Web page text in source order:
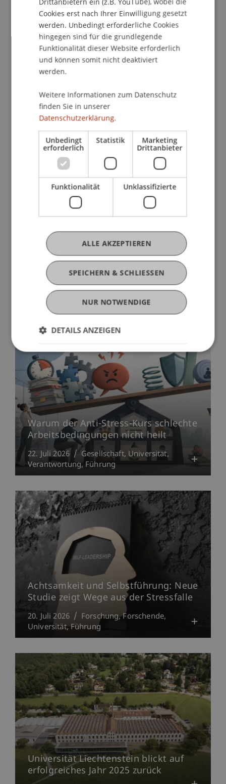
Altheimer herzlich zu diesem herausragenden
„UNIcorn“, zur gelungenen Präsentation – und
nachträglich zur Hochzeit!
Mehr News
Warum der Anti-Stress-Kurs schlechte
Arbeitsbedingungen nicht heilt
22. Juli 2026 Gesellschaft Universität
Verantwortung Führung
Achtsamkeit und Selbstführung: Neue
Studie zeigt Wege aus der Stressfalle
20. Juli 2026 Forschung Forschende
Universität Führung
Universität Liechtenstein blickt auf
erfolgreiches Jahr 2025 zurück
Cookies erst nach Ihrer Einwilligung gesetzt
werden. Unbedingt erforderliche Cookies
hingegen sind für die grundlegende
Funktionalität dieser Website erforderlich
und können somit nicht deaktiviert
werden.
Weitere Informationen zum Datenschutz
finden Sie in unserer
Datenschutzerklärung.
Unbedingt
erforderlich
Statistik Marketing
Drittanbieter
Funktionalität Unklassifizierte
SPEICHERN & SCHLIESSEN
ALLE AKZEPTIEREN
NUR NOTWENDIGE
DETAILS ANZEIGEN